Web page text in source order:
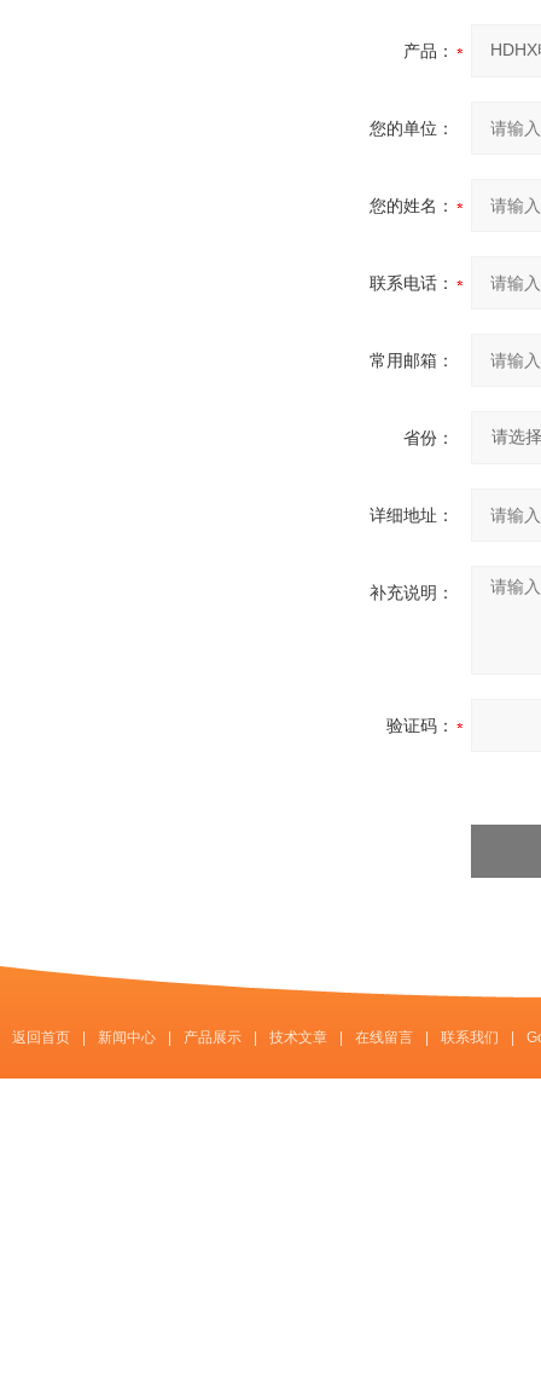
产品：
您的单位：
您的姓名：
联系电话：
常用邮箱：
省份：
详细地址：
补充说明：
验证码：
返回首页 新闻中心 产品展示 技术文章 在线留言 联系我们